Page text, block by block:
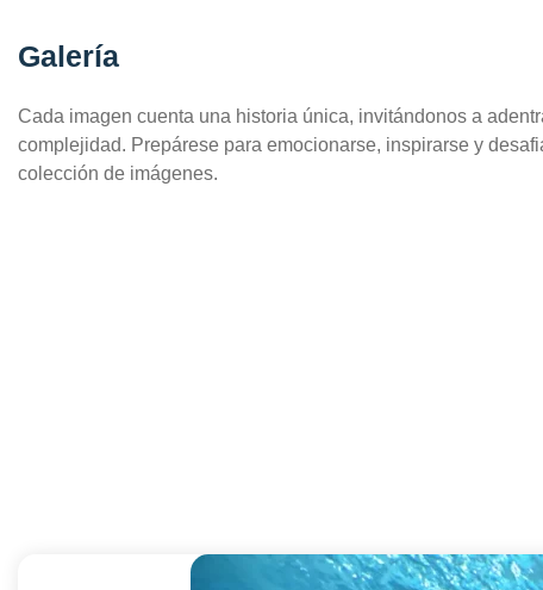
Galería
Cada imagen cuenta una historia única, invitándonos a
complejidad. Prepárese para emocionarse, inspirarse y
colección de imágenes.